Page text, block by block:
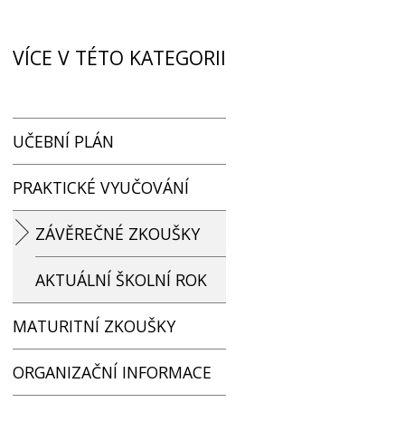
VÍCE V TÉTO KATEGORII
UČEBNÍ PLÁN
PRAKTICKÉ VYUČOVÁNÍ
ZÁVĚREČNÉ ZKOUŠKY
AKTUÁLNÍ ŠKOLNÍ ROK
MATURITNÍ ZKOUŠKY
ORGANIZAČNÍ INFORMACE